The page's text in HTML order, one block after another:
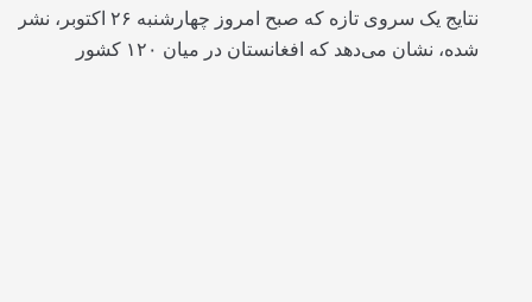
نتایج یک سروی تازه که صبح امروز چهارشنبه ۲۶ اکتوبر، نشر
شده، نشان می‌دهد که افغانستان در میان ۱۲۰ کشور